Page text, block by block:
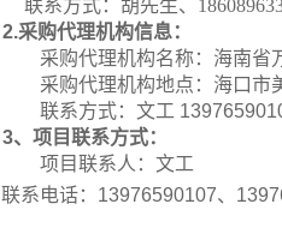
联系方式： 胡先生、
2.采购代理机构信息：
采购代理机构名称： 海南省
采购代理机构地点： 海口市
联系方式： 文工
3、项目联系方式：
项目联系人： 文工
联系电话： 13976590107、